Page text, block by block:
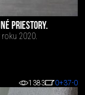
PRIESTORY.
2020.
1383 0+37-0